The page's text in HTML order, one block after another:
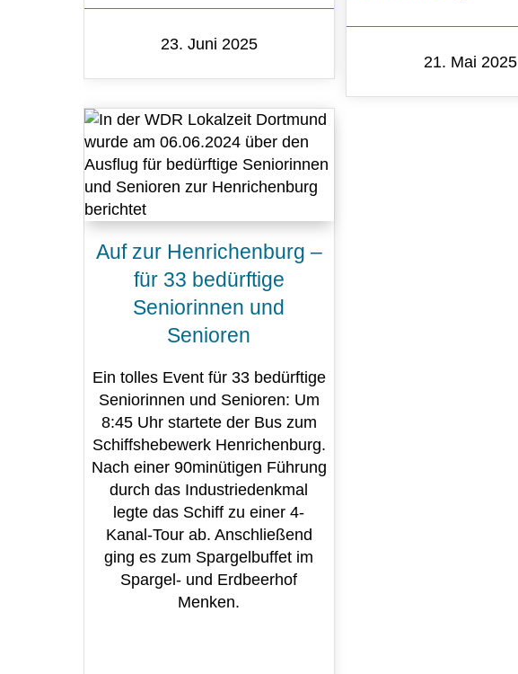
23. Juni 2025
21. Mai 2025
Auf zur Henrichenburg –
für 33 bedürftige
Seniorinnen und
Senioren
Ein tolles Event für 33 bedürftige
Seniorinnen und Senioren: Um
8:45 Uhr startete der Bus zum
Schiffshebewerk Henrichenburg.
Nach einer 90minütigen Führung
durch das Industriedenkmal
legte das Schiff zu einer 4-
Kanal-Tour ab. Anschließend
ging es zum Spargelbuffet im
Spargel- und Erdbeerhof
Menken.